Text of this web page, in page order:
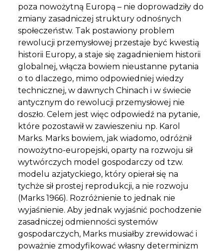
poza nowożytną Europą – nie doprowadziły do
zmiany zasadniczej struktury odnośnych
społeczeństw. Tak postawiony problem
rewolucji przemysłowej przestaje być kwestią
historii Europy, a staje się zagadnieniem historii
globalnej, włącza bowiem nieustanne pytania
o to dlaczego, mimo odpowiedniej wiedzy
technicznej, w dawnych Chinach i w świecie
antycznym do rewolucji przemysłowej nie
doszło. Celem jest więc odpowiedź na pytanie,
które pozostawił w zawieszeniu np. Karol
Marks. Marks bowiem, jak wiadomo, odróżnił
nowożytno-europejski, oparty na rozwoju sił
wytwórczych model gospodarczy od tzw.
modelu azjatyckiego, który opierał się na
tychże sił prostej reprodukcji, a nie rozwoju
(Marks 1966). Rozróżnienie to jednak nie
wyjaśnienie. Aby jednak wyjaśnić pochodzenie
zasadniczej odmienności systemów
gospodarczych, Marks musiałby zrewidować i
poważnie zmodyfikować własny determinizm